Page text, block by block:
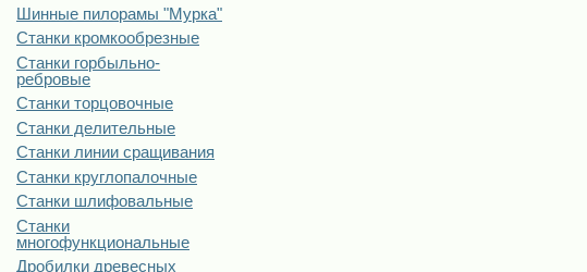
Шинные пилорамы "Мурка"
Станки кромкообрезные
Станки горбыльно-
ребровые
Станки торцовочные
Станки делительные
Станки линии сращивания
Станки круглопалочные
Станки шлифовальные
Станки
многофункциональные
Дробилки древесных